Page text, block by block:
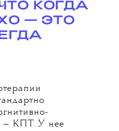
КОГДА
— ЭТО
— КПТ. У нее